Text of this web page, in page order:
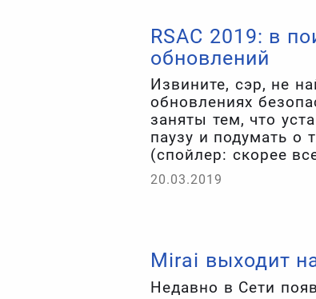
RSAC 2019: в
обновлений
Извините, сэр, не
обновлениях
заняты тем, что
паузу и подумать о
(спойлер: скорее
всего быть
существующие
20.03.2019
Mirai выходит
Недавно в Сети